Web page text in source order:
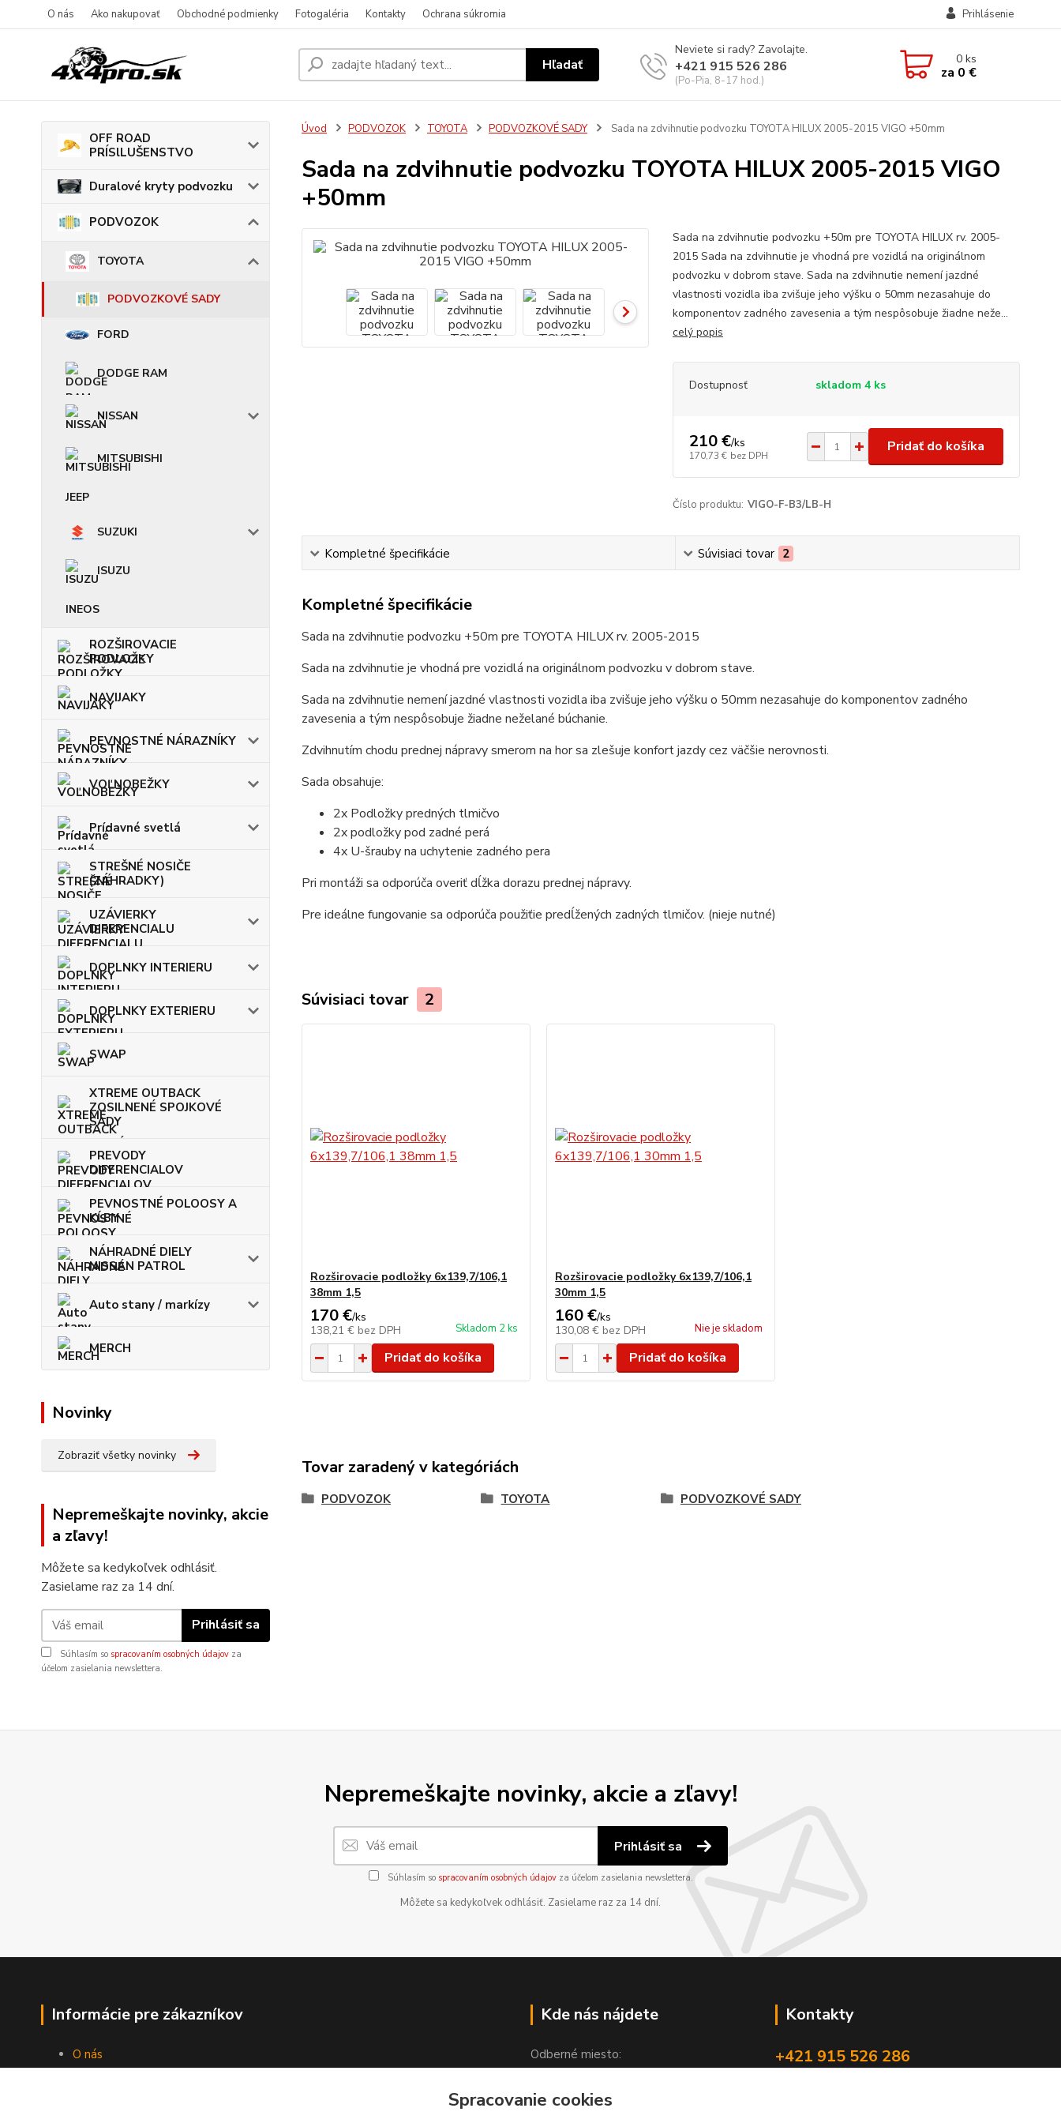
O nás Ako nakupovať Obchodné podmienky Fotogaléria Kontakty Ochrana súkromia Prihlásenie
Hľadať
Neviete si rady? Zavolajte.
+421 915 526 286
(Po-Pia, 8-17 hod.)
0ks
za 0 €
OFF ROAD
PRÍSlLUŠENSTVO
Duralové kryty podvozku
PODVOZOK
TOYOTA
PODVOZKOVÉ SADY
FORD
DODGE RAM
NISSAN
MITSUBISHI
JEEP
SUZUKI
ISUZU
INEOS
ROZŠIROVACIE
PODLOŽKY
NAVIJAKY
PEVNOSTNÉ NÁRAZNÍKY
VOĽNOBEŽKY
Prídavné svetlá
STREŠNÉ NOSIČE
(ZÁHRADKY)
UZÁVIERKY
DIFERENCIALU
DOPLNKY INTERIERU
DOPLNKY EXTERIERU
SWAP
XTREME OUTBACK
ZOSILNENÉ SPOJKOVÉ
SADY
PREVODY
DIFERENCIALOV
PEVNOSTNÉ POLOOSY A
KĹBY
NÁHRADNÉ DIELY
NISSAN PATROL
Auto stany / markízy
MERCH
Novinky
Zobraziť všetky novinky
Nepremeškajte novinky, akcie
a zľavy!
Môžete sa kedykoľvek odhlásiť.
Zasielame raz za 14 dní.
Prihlásiť sa
Súhlasím so spracovaním osobných údajov za
účelom zasielania newslettera.
Úvod PODVOZOK TOYOTA PODVOZKOVÉ SADY Sada na zdvihnutie podvozku TOYOTA HILUX 2005-2015 VIGO +50mm
Sada na zdvihnutie podvozku TOYOTA HILUX 2005-2015 VIGO
+50mm
Sada na zdvihnutie podvozku +50m pre TOYOTA HILUX rv. 2005-
2015 Sada na zdvihnutie je vhodná pre vozidlá na originálnom
podvozku v dobrom stave. Sada na zdvihnutie nemení jazdné
vlastnosti vozidla iba zvišuje jeho výšku o 50mm nezasahuje do
komponentov zadného zavesenia a tým nespôsobuje žiadne neže...
celý popis
Dostupnosť skladom 4 ks
210 €/ks
170,73 € bez DPH
Pridať do košíka
Číslo produktu: VIGO-F-B3/LB-H
Kompletné špecifikácie Súvisiaci tovar 2
Kompletné špecifikácie
Sada na zdvihnutie podvozku +50m pre TOYOTA HILUX rv. 2005-2015
Sada na zdvihnutie je vhodná pre vozidlá na originálnom podvozku v dobrom stave.
Sada na zdvihnutie nemení jazdné vlastnosti vozidla iba zvišuje jeho výšku o 50mm nezasahuje do komponentov zadného
zavesenia a tým nespôsobuje žiadne neželané búchanie.
Zdvihnutím chodu prednej nápravy smerom na hor sa zlešuje konfort jazdy cez väčšie nerovnosti.
Sada obsahuje:
2x Podložky predných tlmičvo
2x podložky pod zadné perá
4x U-šrauby na uchytenie zadného pera
Pri montáži sa odporúča overiť dĺžka dorazu prednej nápravy.
Pre ideálne fungovanie sa odporúča použiťie predĺžených zadných tlmičov. (nieje nutné)
Súvisiaci tovar 2
Rozširovacie podložky 6x139,7/106,1
38mm 1,5
170 €/ks
138,21 € bez DPH Skladom 2 ks
Pridať do košíka
Rozširovacie podložky 6x139,7/106,1
30mm 1,5
160 €/ks
130,08 € bez DPH Nie je skladom
Pridať do košíka
Tovar zaradený v kategóriách
PODVOZOK TOYOTA PODVOZKOVÉ SADY
Nepremeškajte novinky, akcie a zľavy!
Prihlásiť sa
Súhlasím so spracovaním osobných údajovza účelom zasielania newslettera.
Môžete sa kedykoľvek odhlásiť. Zasielame raz za 14 dní.
Informácie pre zákazníkov
O nás
Ako nakupovať
Kde nás nájdete
Odberné miesto:
Partizánska 1608
Kontakty
+421 915 526 286
Spracovanie cookies